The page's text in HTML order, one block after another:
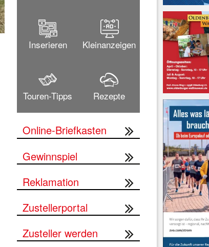
Inserieren Kleinanzeigen
Touren-Tipps Rezepte
Online-Briefkasten
Gewinnspiel
Reklamation
Zustellerportal
Zusteller werden